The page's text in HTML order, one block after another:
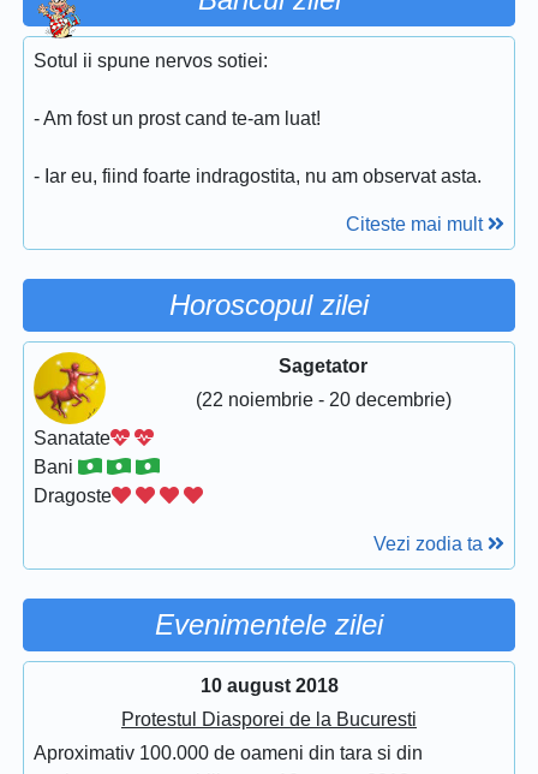
Sotul ii spune nervos sotiei:
- Am fost un prost cand te-am luat!
- Iar eu, fiind foarte indragostita, nu am observat asta.
Citeste mai mult
Horoscopul zilei
Sagetator
(22 noiembrie - 20 decembrie)
Sanatate
Bani
Dragoste
Vezi zodia ta
Evenimentele zilei
10 august 2018
Protestul Diasporei de la Bucuresti
Aproximativ 100.000 de oameni din tara si din